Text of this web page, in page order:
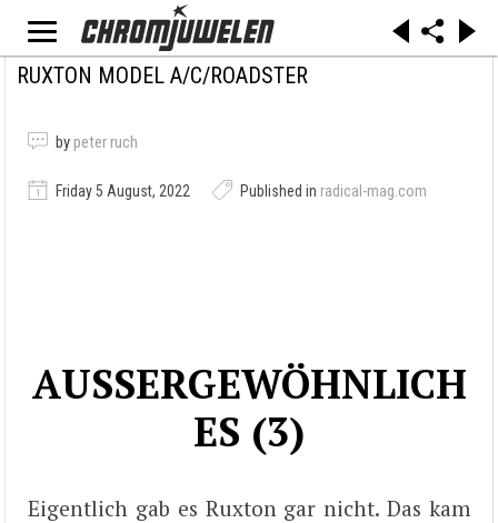
RUXTON MODEL A/C/ROADSTER
by peter ruch
Friday 5 August, 2022 Published in radical-mag.com
AUSSERGEWÖHNLICH
ES (3)
Eigentlich gab es Ruxton gar nicht. Das kam